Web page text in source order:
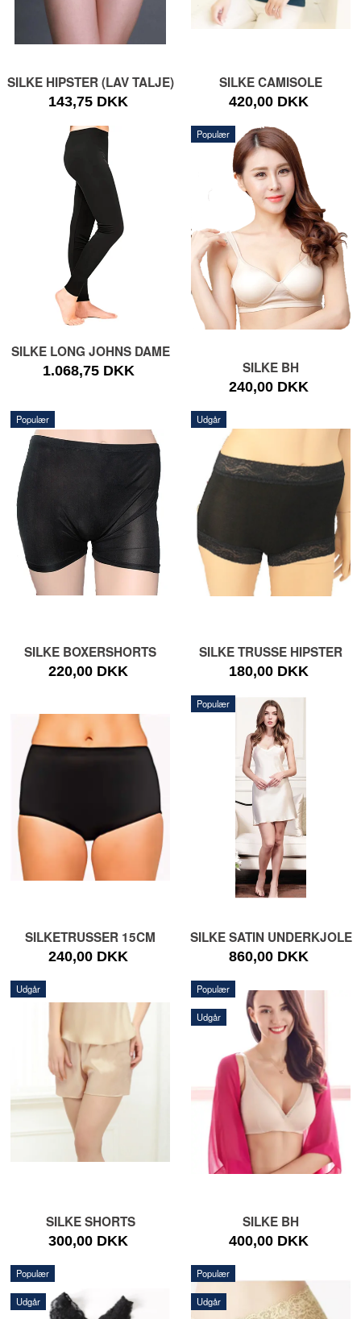
SILKE HIPSTER (LAV TALJE)
143,75 DKK
SILKE CAMISOLE
420,00 DKK
SILKE LONG JOHNS DAME
1.068,75 DKK
Populær
SILKE BH
240,00 DKK
Populær
SILKE BOXERSHORTS
220,00 DKK
Udgår
SILKE TRUSSE HIPSTER
180,00 DKK
SILKETRUSSER 15CM
240,00 DKK
Populær
SILKE SATIN UNDERKJOLE
860,00 DKK
Udgår
SILKE SHORTS
300,00 DKK
Populær
Udgår
SILKE BH
400,00 DKK
Populær
Udgår
Populær
Udgår